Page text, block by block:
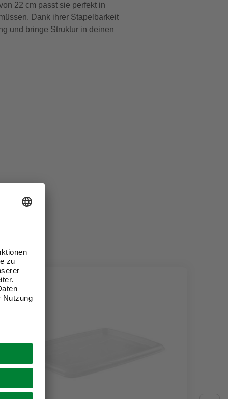
22 cm passt sie perfekt in
Dank ihrer Stapelbarkeit
und bringe Struktur in deinen